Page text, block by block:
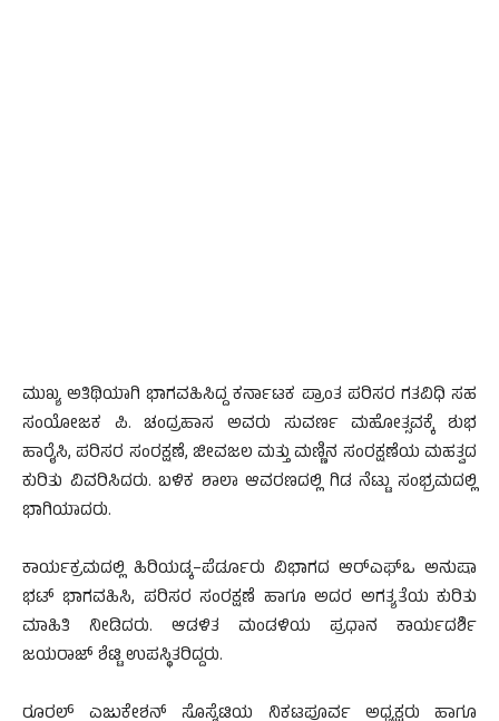
ಮುಖ್ಯ ಅತಿಥಿಯಾಗಿ ಭಾಗವಹಿಸಿದ್ದ ಕರ್ನಾಟಕ ಪ್ರಾಂತ ಪರಿಸರ ಗತವಿಧಿ ಸಹ
ಸಂಯೋಜಕ ಪಿ. ಚಂದ್ರಹಾಸ ಅವರು ಸುವರ್ಣ ಮಹೋತ್ಸವಕ್ಕೆ ಶುಭ
ಹಾರೈಸಿ, ಪರಿಸರ ಸಂರಕ್ಷಣೆ, ಜೀವಜಲ ಮತ್ತು ಮಣ್ಣಿನ ಸಂರಕ್ಷಣೆಯ ಮಹತ್ವದ
ಕುರಿತು ವಿವರಿಸಿದರು. ಬಳಿಕ ಶಾಲಾ ಆವರಣದಲ್ಲಿ ಗಿಡ ನೆಟ್ಟು ಸಂಭ್ರಮದಲ್ಲಿ
ಭಾಗಿಯಾದರು.
ಕಾರ್ಯಕ್ರಮದಲ್ಲಿ ಹಿರಿಯಡ್ಕ–ಪೆರ್ಡೂರು ವಿಭಾಗದ ಆರ್‌ಎಫ್‌ಒ ಅನುಷಾ
ಭಟ್ ಭಾಗವಹಿಸಿ, ಪರಿಸರ ಸಂರಕ್ಷಣೆ ಹಾಗೂ ಅದರ ಅಗತ್ಯತೆಯ ಕುರಿತು
ಮಾಹಿತಿ ನೀಡಿದರು. ಆಡಳಿತ ಮಂಡಳಿಯ ಪ್ರಧಾನ ಕಾರ್ಯದರ್ಶಿ
ಜಯರಾಜ್ ಶೆಟ್ಟಿ ಉಪಸ್ಥಿತರಿದ್ದರು.
ರೂರಲ್ ಎಜುಕೇಶನ್ ಸೊಸೈಟಿಯ ನಿಕಟಪೂರ್ವ ಅಧ್ಯಕ್ಷರು ಹಾಗೂ